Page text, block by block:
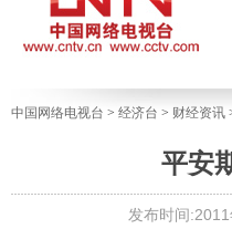
中国网络电视台 > 经济台 > 财经资讯
平安
发布时间